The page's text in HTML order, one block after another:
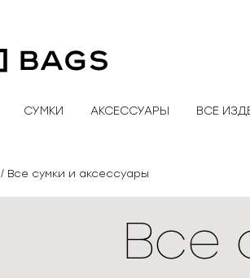
СУМКИ АКСЕССУАРЫ ВСЕ
/ Все сумки и аксессуары
Все